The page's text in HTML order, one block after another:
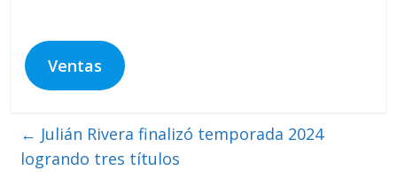
Ventas
← Julián Rivera finalizó temporada 2024
logrando tres títulos